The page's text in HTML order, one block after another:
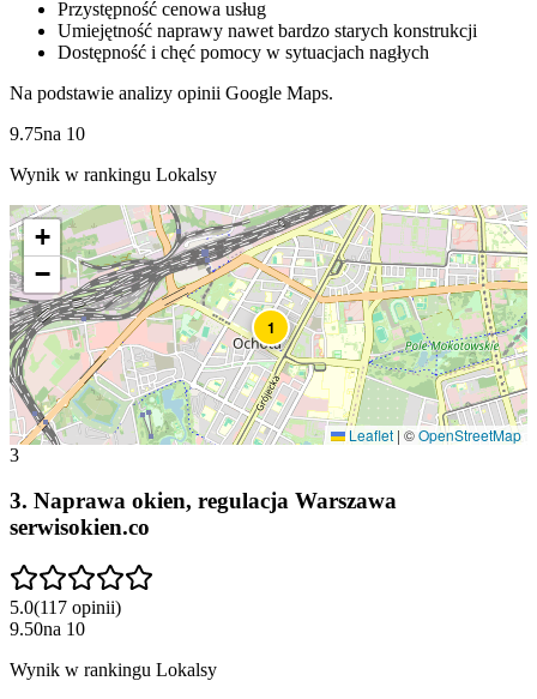
Przystępność cenowa usług
Umiejętność naprawy nawet bardzo starych konstrukcji
Dostępność i chęć pomocy w sytuacjach nagłych
Na podstawie analizy opinii Google Maps.
9.75na 10
Wynik w rankingu Lokalsy
1
+
−
Leaflet | ©OpenStreetMap
3
3. Naprawa okien, regulacja Warszawa
serwisokien.co
5.0(117 opinii)
9.50na 10
Wynik w rankingu Lokalsy